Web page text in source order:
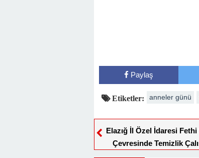
Paylaş
Etiketler: anneler günü
Elazığ İl Özel İdaresi
Çevresinde Temizlik